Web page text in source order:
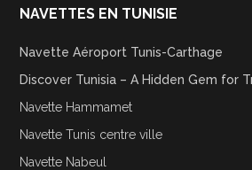
NAVETTES EN TUNISIE
Navette Aéroport Tunis-Carthage
Discover Tunisia – A Hidden Gem for
Navette Hammamet
Navette Tunis centre ville
Navette Nabeul